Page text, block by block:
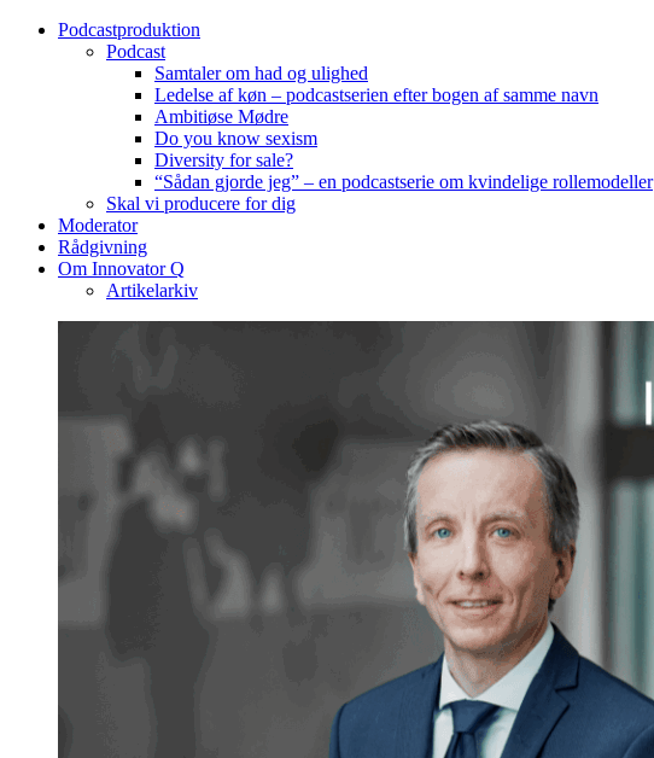
Podcastproduktion
Podcast
Samtaler om had og ulighed
Ledelse af køn – podcastserien efter bogen af samme navn
Ambitiøse Mødre
Do you know sexism
Diversity for sale?
“Sådan gjorde jeg” – en podcastserie om kvindelige rollemodeller
Skal vi producere for dig
Moderator
Rådgivning
Om Innovator Q
Artikelarkiv